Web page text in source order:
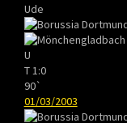
Ude
U
T 1:0
90`
01/03/2003